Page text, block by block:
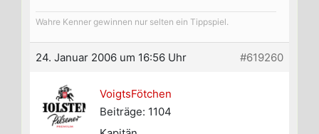
Wahre Kenner gewinnen nur selten ein Tippspiel.
24. Januar 2006 um 16:56 Uhr #619260
VoigtsFötchen
Beiträge: 1104